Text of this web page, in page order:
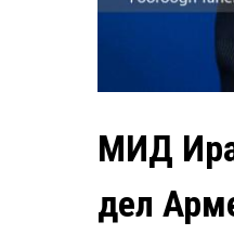
МИД
дел